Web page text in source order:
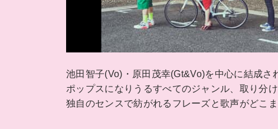
池田智子(Vo)・原田茂幸(Gt&Vo)を中心に結成さ
ポップスになりうるすべてのジャンル、取り分
独自のセンスで紡がれるフレーズと歌声がどこ